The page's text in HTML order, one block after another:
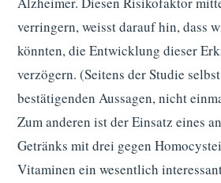
verringern, weisst darauf hin, dass
könnten, die Entwicklung dieser
verzögern. (Seitens der Studie
bestätigenden Aussagen, nicht
Zum anderen ist der Einsatz eines
Getränks mit drei gegen
Vitaminen ein wesentlich